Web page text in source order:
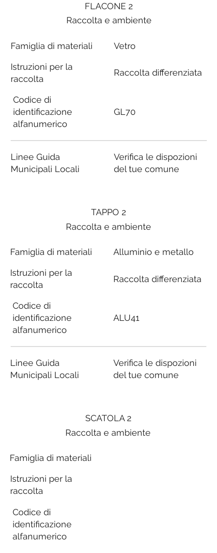
FLACONE 2
Raccolta e ambiente
Famiglia di materiali
Istruzioni per la
raccolta
Codice di
identificazione
alfanumerico
Linee Guida
Municipali Locali
Vetro
Raccolta differenziata
GL70
Verifica le dispozioni
del tue comune
SCATOLA 2
Raccolta e ambiente
Famiglia di materiali
Istruzioni per la
raccolta
Codice di
identificazione
alfanumerico
TAPPO 2
Raccolta e ambiente
Famiglia di materiali
Istruzioni per la
raccolta
Codice di
identificazione
alfanumerico
Linee Guida
Municipali Locali
Alluminio e metallo
Raccolta differenziata
ALU41
Verifica le dispozioni
del tue comune